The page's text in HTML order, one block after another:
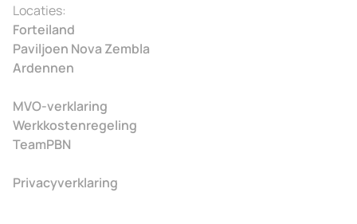
Locaties:
Forteiland
Paviljoen Nova Zembla
Ardennen
MVO-verklaring
Werkkostenregeling
TeamPBN
Privacyverklaring